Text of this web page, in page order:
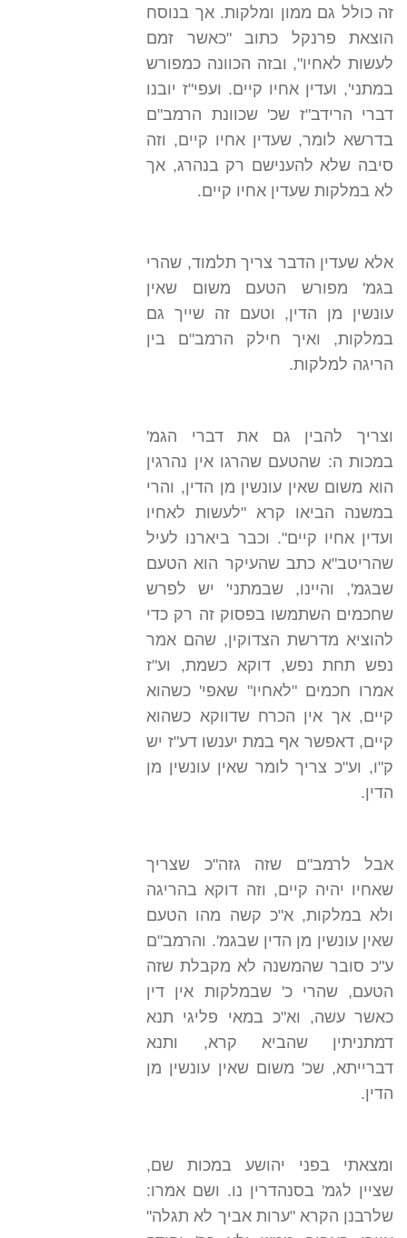
זה כולל גם ממון ומלקות. אך בנוסח
הוצאת פרנקל כתוב "כאשר זמם
לעשות לאחיו", ובזה הכוונה כמפורש
במתני', ועדין אחיו קיים. ועפי"ז יובנו
דברי הרידב"ז שכ' שכוונת הרמב"ם
בדרשא לומר, שעדין אחיו קיים, וזה
סיבה שלא להענישם רק בנהרג, אך
לא במלקות שעדין אחיו קיים.
אלא שעדין הדבר צריך תלמוד, שהרי
בגמ' מפורש הטעם משום שאין
עונשין מן הדין, וטעם זה שייך גם
במלקות, ואיך חילק הרמב"ם בין
הריגה למלקות.
וצריך להבין גם את דברי הגמ'
במכות ה: שהטעם שהרגו אין נהרגין
הוא משום שאין עונשין מן הדין, והרי
במשנה הביאו קרא "לעשות לאחיו
ועדין אחיו קיים". וכבר ביארנו לעיל
שהריטב"א כתב שהעיקר הוא הטעם
שבגמ', והיינו, שבמתני' יש לפרש
שחכמים השתמשו בפסוק זה רק כדי
להוציא מדרשת הצדוקין, שהם אמר
נפש תחת נפש, דוקא כשמת, וע"ז
אמרו חכמים "לאחיו" שאפי' כשהוא
קיים, אך אין הכרח שדווקא כשהוא
קיים, דאפשר אף במת יענשו דע"ז יש
ק"ו, וע"כ צריך לומר שאין עונשין מן
הדין.
אבל לרמב"ם שזה גזה"כ שצריך
שאחיו יהיה קיים, וזה דוקא בהריגה
ולא במלקות, א"כ קשה מהו הטעם
שאין עונשין מן הדין שבגמ'. והרמב"ם
ע"כ סובר שהמשנה לא מקבלת שזה
הטעם, שהרי כ' שבמלקות אין דין
כאשר עשה, וא"כ במאי פליגי תנא
דמתניתין שהביא קרא, ותנא
דברייתא, שכ' משום שאין עונשין מן
הדין.
ומצאתי בפני יהושע במכות שם,
שציין לגמ' בסנהדרין נו. ושם אמרו:
שלרבנן הקרא "ערות אביך לא תגלה"